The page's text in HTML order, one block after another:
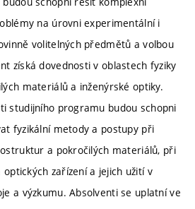
na úrovni experimentální i
volitelných předmětů a volbou
získá dovednosti v oblastech fyziky
materiálů a inženýrské optiky.
studijního programu budou schopni
fyzikální metody a postupy při
a pokročilých materiálů, při
zařízení a jejich užití v
a výzkumu. Absolventi se uplatní ve